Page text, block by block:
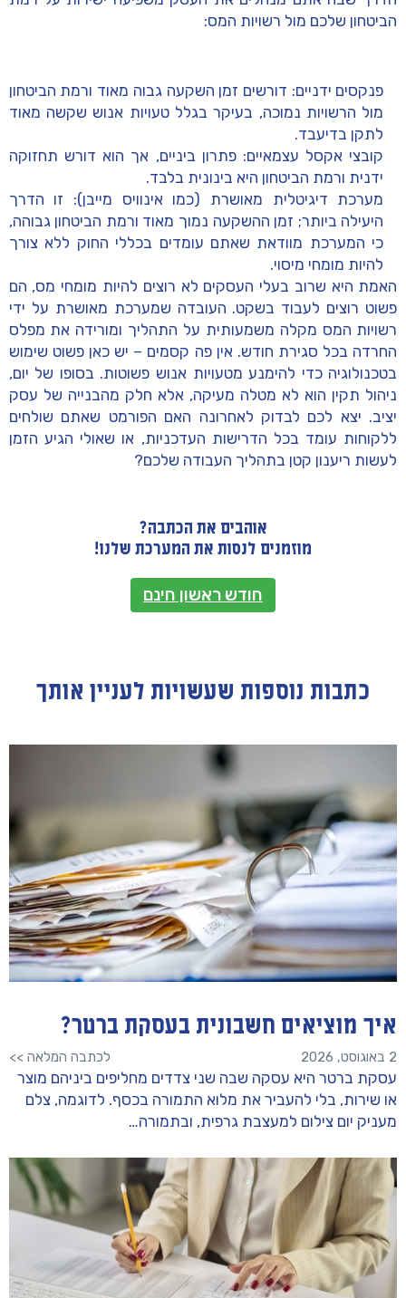
הביטחון שלכם מול רשויות המס:
פנקסים ידניים: דורשים זמן השקעה גבוה מאוד ורמת הביטחון
מול הרשויות נמוכה, בעיקר בגלל טעויות אנוש שקשה מאוד
לתקן בדיעבד.
קובצי אקסל עצמאיים: פתרון ביניים, אך הוא דורש תחזוקה
ידנית ורמת הביטחון היא בינונית בלבד.
מערכת דיגיטלית מאושרת (כמו אינוויס מייבן): זו הדרך
היעילה ביותר; זמן ההשקעה נמוך מאוד ורמת הביטחון גבוהה,
כי המערכת מוודאת שאתם עומדים בכללי החוק ללא צורך
להיות מומחי מיסוי.
האמת היא שרוב בעלי העסקים לא רוצים להיות מומחי מס, הם
פשוט רוצים לעבוד בשקט. העובדה שמערכת מאושרת על ידי
רשויות המס מקלה משמעותית על התהליך ומורידה את מפלס
החרדה בכל סגירת חודש. אין פה קסמים – יש כאן פשוט שימוש
בטכנולוגיה כדי להימנע מטעויות אנוש פשוטות. בסופו של יום,
ניהול תקין הוא לא מטלה מעיקה, אלא חלק מהבנייה של עסק
יציב. יצא לכם לבדוק לאחרונה האם הפורמט שאתם שולחים
ללקוחות עומד בכל הדרישות העדכניות, או שאולי הגיע הזמן
לעשות ריענון קטן בתהליך העבודה שלכם?
אוהבים את הכתבה?
מוזמנים לנסות את המערכת שלנו!
חודש ראשון חינם
כתבות נוספות שעשויות לעניין אותך
איך מוציאים חשבונית בעסקת ברטר?
2 באוגוסט, 2026 לכתבה המלאה >>
עסקת ברטר היא עסקה שבה שני צדדים מחליפים ביניהם מוצר
או שירות, בלי להעביר את מלוא התמורה בכסף. לדוגמה, צלם
מעניק יום צילום למעצבת גרפית, ובתמורה…